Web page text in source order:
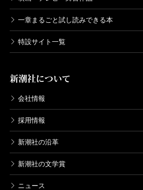
一章まるごと試し読みできる本
特設サイト一覧
新潮社について
会社情報
採用情報
新潮社の沿革
新潮社の文学賞
ニュース